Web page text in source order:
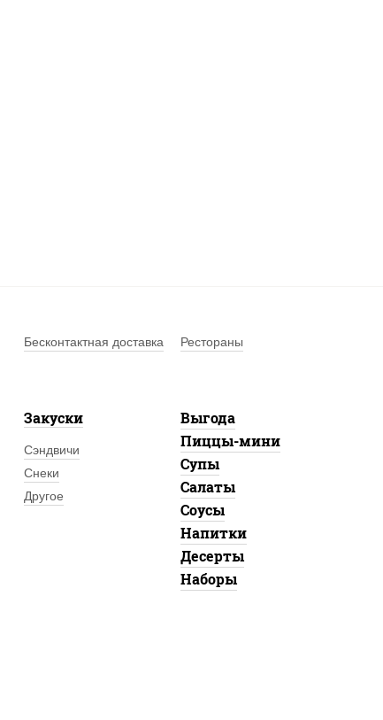
Бесконтактная доставка
Рестораны
Закуски
Сэндвичи
Снеки
Другое
Выгода
Пиццы-мини
Супы
Салаты
Соусы
Напитки
Десерты
Наборы